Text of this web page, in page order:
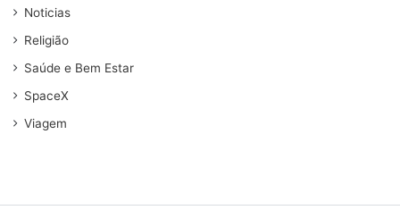
Noticias
Religião
Saúde e Bem Estar
SpaceX
Viagem